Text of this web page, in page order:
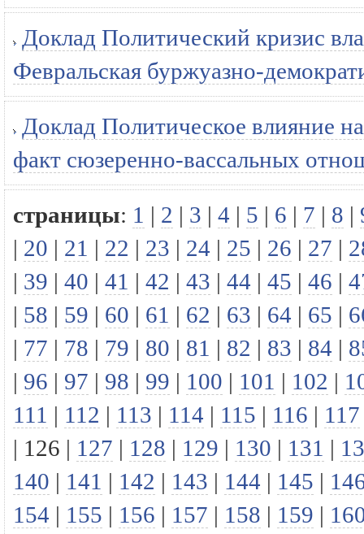
Доклад Политический кризис
Февральская буржуазно-
Доклад Политическое влияние
факт сюзеренно-вассальных
страницы: 1 | 2 | 3 | 4 | 5 | 6 | 7 | 8 |
| 20 | 21 | 22 | 23 | 24 | 25 | 26 | 27 |
| 39 | 40 | 41 | 42 | 43 | 44 | 45 | 46 |
| 58 | 59 | 60 | 61 | 62 | 63 | 64 | 65 |
| 77 | 78 | 79 | 80 | 81 | 82 | 83 | 84 |
| 96 | 97 | 98 | 99 | 100 | 101 | 102 |
111 | 112 | 113 | 114 | 115 | 116 | 117
| 126 | 127 | 128 | 129 | 130 | 131 |
140 | 141 | 142 | 143 | 144 | 145 |
154 | 155 | 156 | 157 | 158 | 159 |